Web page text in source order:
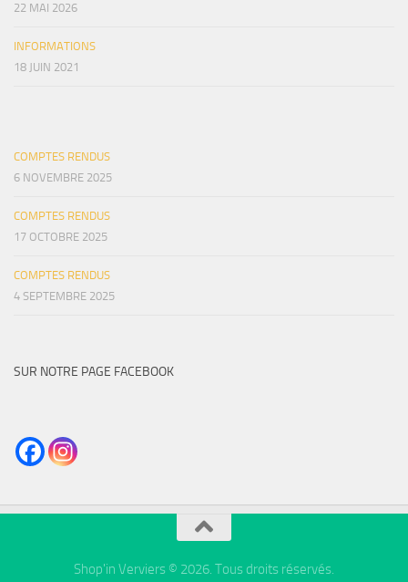
22 MAI 2026
INFORMATIONS
18 JUIN 2021
COMPTES RENDUS
6 NOVEMBRE 2025
COMPTES RENDUS
17 OCTOBRE 2025
COMPTES RENDUS
4 SEPTEMBRE 2025
SUR NOTRE PAGE FACEBOOK
Shop'in Verviers © 2026. Tous droits réservés.